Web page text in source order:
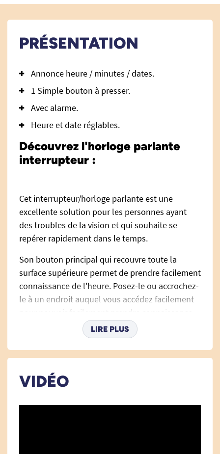
PRÉSENTATION
Annonce heure / minutes / dates.
1 Simple bouton à presser.
Avec alarme.
Heure et date réglables.
Découvrez l'horloge parlante
interrupteur :
Cet interrupteur/horloge parlante est une
excellente solution pour les personnes ayant
des troubles de la vision et qui souhaite se
repérer rapidement dans le temps.
Son bouton principal qui recouvre toute la
surface supérieure permet de prendre facilement
connaissance de l'heure. Posez-le ou accrochez-
le à un endroit auquel vous accédez facilement
pour pouvoir facilement prendre connaissance
de l'heure et la date.
des troubles de la vision et de la préhension, ce
qui est fréquent chez des personnes âgées, de
l'utiliser facilement.
LIRE PLUS
VIDÉO